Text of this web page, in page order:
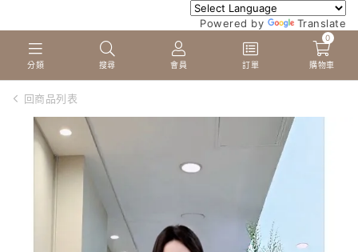
Powered by Translate
分類 搜尋 會員 訂單
0
購物車
回商品列表